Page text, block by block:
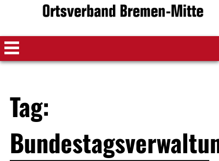
Tag: